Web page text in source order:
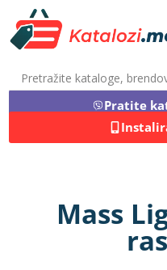
Pratite
Mass